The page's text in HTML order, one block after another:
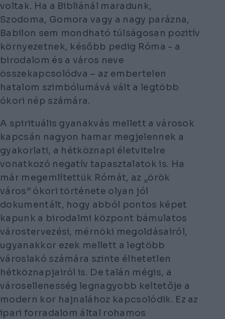
voltak. Ha a Bibliánál maradunk,
Szodoma, Gomora vagy a nagy parázna,
Babilon sem mondható túlságosan pozitív
környezetnek, később pedig Róma - a
birodalom és a város neve
összekapcsolódva – az embertelen
hatalom szimbólumává vált a legtöbb
ókori nép számára.
A spirituális gyanakvás mellett a városok
kapcsán nagyon hamar megjelennek a
gyakorlati, a hétköznapi életvitelre
vonatkozó negatív tapasztalatok is. Ha
már megemlítettük Rómát, az „örök
város” ókori története olyan jól
dokumentált, hogy abból pontos képet
kapunk a birodalmi központ bámulatos
várostervezési, mérnöki megoldásairól,
ugyanakkor ezek mellett a legtöbb
városlakó számára szinte élhetetlen
hétköznapjairól is. De talán mégis, a
városellenesség legnagyobb keltetője a
modern kor hajnalához kapcsolódik. Ez az
ipari forradalom által rohamos